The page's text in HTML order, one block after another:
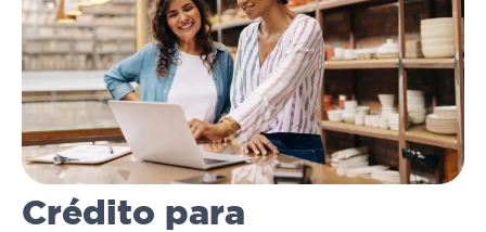
Crédito para